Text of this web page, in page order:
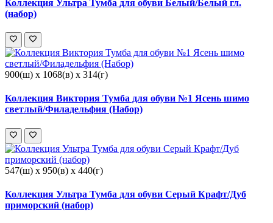
Коллекция Ультра Тумба для обуви Белый/Белый гл.
(набор)
900(ш) x 1068(в) x 314(г)
Коллекция Виктория Тумба для обуви №1 Ясень шимо
светлый/Филадельфия (Набор)
547(ш) x 950(в) x 440(г)
Коллекция Ультра Тумба для обуви Серый Крафт/Дуб
приморский (набор)